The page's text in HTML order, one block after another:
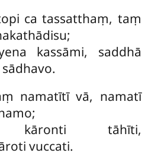
ca tassatthaṃ, taṃ
kassāmi, saddhā
namatītī vā, namatī
kāronti tāhīti,
vuccati.